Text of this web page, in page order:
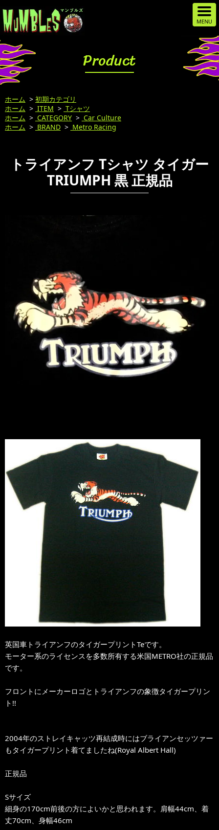
Product
ホーム > 初期カテゴリ
ホーム > ITEM > Tシャツ
ホーム > CATEGORY > Car Culture
ホーム > BRAND > Metro Racing
トライアンフ Tシャツ タイガー
TRIUMPH 黒 正規品
英国車トライアンフのタイガープリントTeです。
モーター系のライセンスを多数所有する米国METRO社の正規品
です。
フロントにメーカーロゴとトライアンフの象徴タイガープリン
ト!!
2004年のストレイキャッツ再結成時にはブライアンセッツァー
もタイガープリント着てましたね(Royal Albert Hall)
正規品
Sサイズ
細身の170cm前後の方によいかと思われます。肩幅44cm、着
丈70cm、身幅46cm